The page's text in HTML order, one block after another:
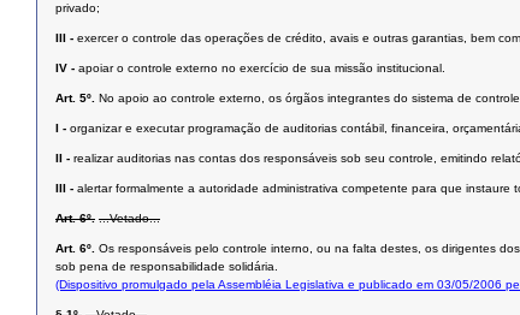
privado;
III - exercer o controle das operações de crédito, avais e outras garantias, bem
IV - apoiar o controle externo no exercício de sua missão institucional.
Art. 5º. No apoio ao controle externo, os órgãos integrantes do sistema de
I - organizar e executar programação de auditorias contábil, financeira,
II - realizar auditorias nas contas dos responsáveis sob seu controle, emitindo
III - alertar formalmente a autoridade administrativa competente para que
Art. 6º. ...Vetado...
Art. 6º. Os responsáveis pelo controle interno, ou na falta destes, os dirigentes
sob pena de responsabilidade solidária.
(Dispositivo promulgado pela Assembléia Legislativa e publicado em 03/05/2006